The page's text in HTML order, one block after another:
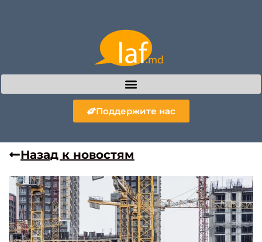
Поддержите нас
Назад к новостям